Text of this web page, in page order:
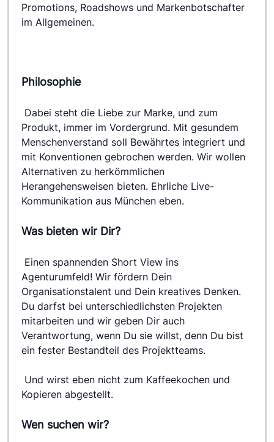
Promotions, Roadshows und Markenbotschafter
im Allgemeinen.
Philosophie
Produkt, immer im Vordergrund. Mit gesundem
Menschenverstand soll Bewährtes integriert und
mit Konventionen gebrochen werden. Wir wollen
Alternativen zu herkömmlichen
Herangehensweisen bieten. Ehrliche Live-
Kommunikation aus München eben.
Was bieten wir Dir?
Agenturumfeld! Wir fördern Dein
Organisationstalent und Dein kreatives Denken.
Du darfst bei unterschiedlichsten Projekten
mitarbeiten und wir geben Dir auch
Verantwortung, wenn Du sie willst, denn Du bist
ein fester Bestandteil des Projektteams.
Kopieren abgestellt.
Wen suchen wir?